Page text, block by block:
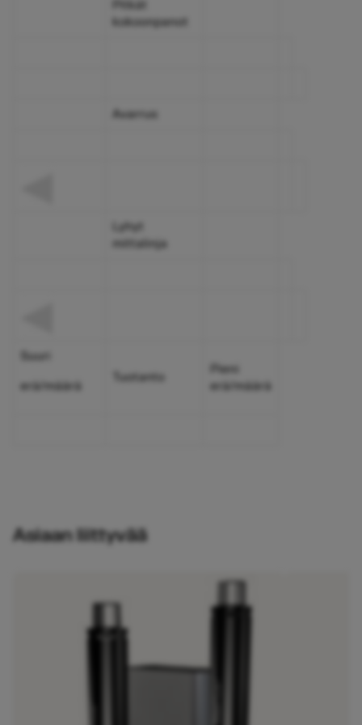
Pitkät
kokoonpanot
Avarrus
Lyhyt
mittalinja
Suuri
erä/määrä
Tuotanto
Pieni
erä/määrä
Asiaan liittyvää